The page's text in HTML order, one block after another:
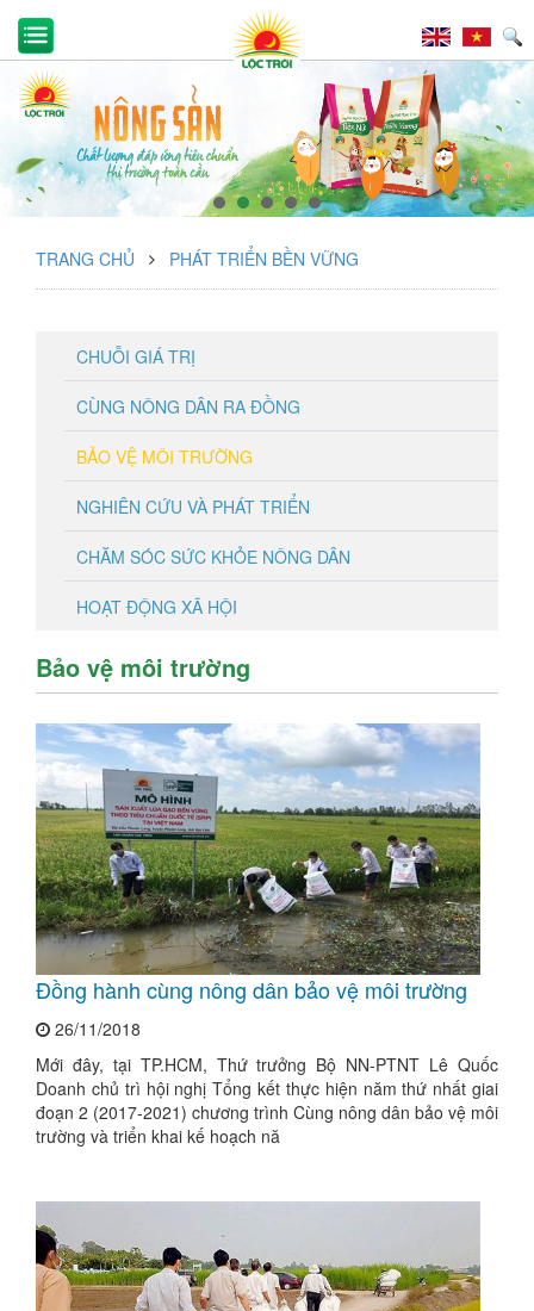
TRANG CHỦ PHÁT TRIỂN BỀN VỮNG
CHUỖI GIÁ TRỊ
CÙNG NÔNG DÂN RA ĐỒNG
BẢO VỆ MÔI TRƯỜNG
NGHIÊN CỨU VÀ PHÁT TRIỂN
CHĂM SÓC SỨC KHỎE NÔNG DÂN
HOẠT ĐỘNG XÃ HỘI
Bảo vệ môi trường
Đồng hành cùng nông dân bảo vệ môi trường
26/11/2018
Mới đây, tại TP.HCM, Thứ trưởng Bộ NN-PTNT Lê Quốc
Doanh chủ trì hội nghị Tổng kết thực hiện năm thứ nhất giai
đoạn 2 (2017-2021) chương trình Cùng nông dân bảo vệ môi
trường và triển khai kế hoạch nă